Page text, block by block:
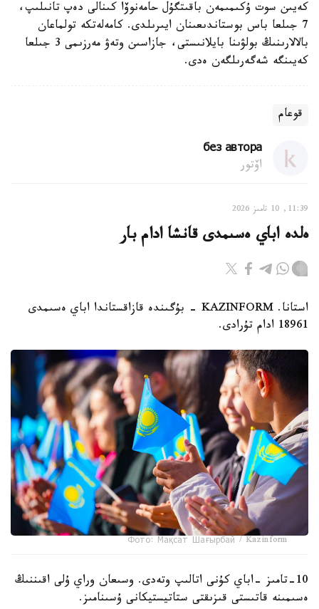
كەيىن سوت ۇكىمىمەن باقىتگۇل حامەنوۆا كىنالى دەپ تانىلىپ،
7 جىلعا باس بوستاندىعىنان ايىرىلدى. كامەلەتكە تولماعان
بالالارىنىڭ بولۋىنا بايلانىستى، ​جازاسىن وتەۋ مەرزىمى 3 جىلعا
كەيىنگە شەگەرىلگەن ەدى.
قوعام
без автора
اۆتور
11:39, 10 تامىز 2026
ەلدە اباي ەسىمدى قانشا ادام بار
استانا. KAZINFORM - بۇگىندە قازاقستاندا اباي ەسىمدى
18961 ادام تۇرادى.
Фото: Мақсат Шағырбай / Kazinform
10-تامىز -اباي كۇنى اتالىپ وتەدى. وسىعان وراي ۇلى اقىننىڭ
ەسىمىنە قاتىستى قىزىقتى ستاتيستيكانى ۇسىنامىز.